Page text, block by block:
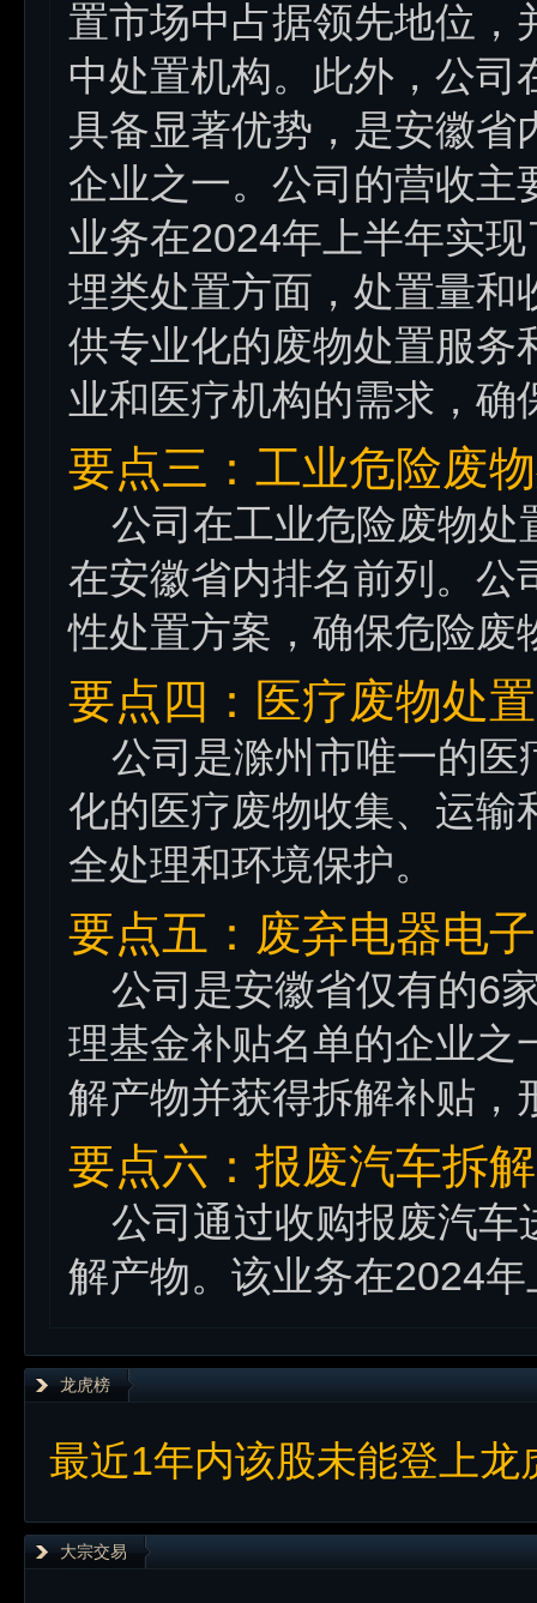
置市场中占据领先地位，
中处置机构。此外，公
具备显著优势，是安徽省
企业之一。公司的营收主
业务在2024年上半年实
埋类处置方面，处置量和
供专业化的废物处置服务
业和医疗机构的需求，确
要点三：工业危险废
公司在工业危险废物处
在安徽省内排名前列。公
性处置方案，确保危险废
要点四：医疗废物处置
公司是滁州市唯一的医
化的医疗废物收集、运输
全处理和环境保护。
要点五：废弃电器电
公司是安徽省仅有的6
理基金补贴名单的企业之
解产物并获得拆解补贴，
要点六：报废汽车拆解
公司通过收购报废汽车
解产物。该业务在2024
龙虎榜
最近1年内该股未能登上龙
大宗交易